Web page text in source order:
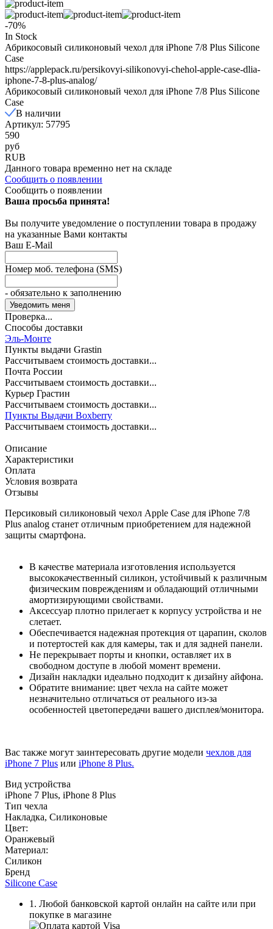
-70%
In Stock
Абрикосовый силиконовый чехол для iPhone 7/8 Plus Silicone
Case
https://applepack.ru/persikovyi-silikonovyi-chehol-apple-case-dlia-
iphone-7-8-plus-analog/
Абрикосовый силиконовый чехол для iPhone 7/8 Plus Silicone
Case
В наличии
Артикул: 57795
590
руб
RUB
Данного товара временно нет на складе
Сообщить о появлении
Сообщить о появлении
Ваша просьба принята!
Вы получите уведомление о поступлении товара в продажу
на указанные Вами контакты
Ваш E-Mail
Номер моб. телефона (SMS)
- обязательно к заполнению
Проверка...
Способы доставки
Эль-Монте
Пункты выдачи Grastin
Рассчитываем стоимость доставки...
Почта России
Рассчитываем стоимость доставки...
Курьер Грастин
Рассчитываем стоимость доставки...
Пункты Выдачи Boxberry
Рассчитываем стоимость доставки...
Описание
Характеристики
Оплата
Условия возврата
Отзывы
Персиковый силиконовый чехол Apple Case для iPhone 7/8
Plus analog станет отличным приобретением для надежной
защиты смартфона.
В качестве материала изготовления используется
высококачественный силикон, устойчивый к различным
физическим повреждениям и обладающий отличными
амортизирующими свойствами.
Аксессуар плотно прилегает к корпусу устройства и не
слетает.
Обеспечивается надежная протекция от царапин, сколов
и потертостей как для камеры, так и для задней панели.
Не перекрывает порты и кнопки, оставляет их в
свободном доступе в любой момент времени.
Дизайн накладки идеально подходит к дизайну айфона.
Обратите внимание: цвет чехла на сайте может
незначительно отличаться от реального из-за
особенностей цветопередачи вашего дисплея/монитора.
Вас также могут заинтересовать другие модели чехлов для
iPhone 7 Plus или iPhone 8 Plus.
Вид устройства
iPhone 7 Plus, iPhone 8 Plus
Тип чехла
Накладка, Силиконовые
Цвет:
Оранжевый
Материал:
Силикон
Бренд
Silicone Case
1. Любой банковской картой онлайн на сайте или при
покупке в магазине